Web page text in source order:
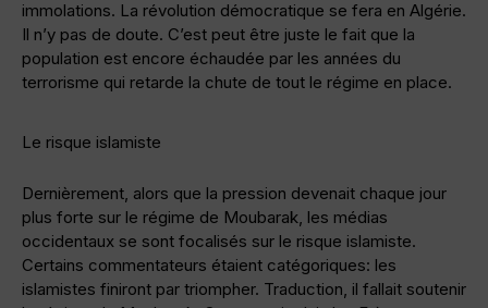
immolations. La révolution démocratique se fera en Algérie.
Il n’y pas de doute. C’est peut être juste le fait que la
population est encore échaudée par les années du
terrorisme qui retarde la chute de tout le régime en place.
Le risque islamiste
Dernièrement, alors que la pression devenait chaque jour
plus forte sur le régime de Moubarak, les médias
occidentaux se sont focalisés sur le risque islamiste.
Certains commentateurs étaient catégoriques: les
islamistes finiront par triompher. Traduction, il fallait soutenir